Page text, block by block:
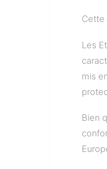
Cette
Les
mis
Bien